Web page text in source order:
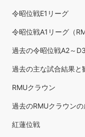
令昭位戦E1リーグ
令昭位戦A1リーグ（
過去の令昭位戦A2～
過去の主な試合結果と
RMUクラウン
過去のRMUクラウン
紅蓮位戦